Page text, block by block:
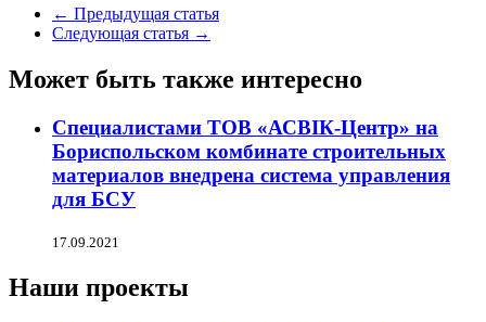
← Предыдущая статья
Следующая статья →
Может быть также интересно
Специалистами ТОВ «АСВІК-Центр» на
Бориспольском комбинате строительных
материалов внедрена система управления
для БСУ
17.09.2021
Наши проекты